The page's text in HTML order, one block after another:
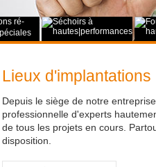
Lieux d'implantations
Depuis le siège de notre
professionnelle d'experts
de tous les projets en cours.
disposition.